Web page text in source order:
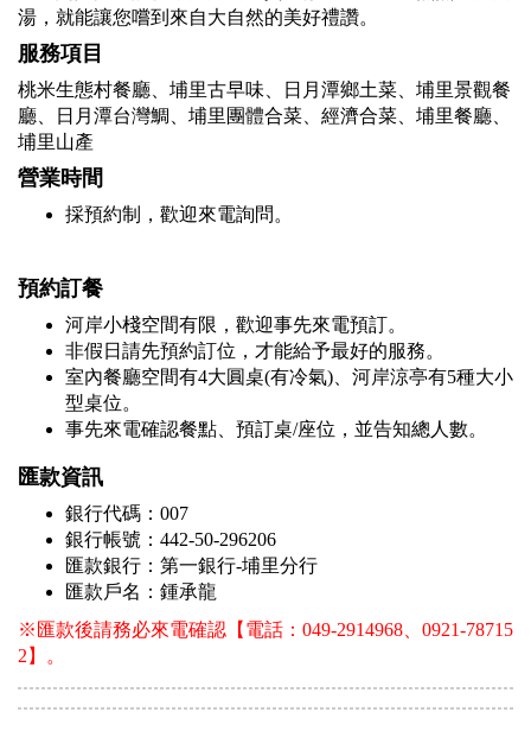
湯，就能讓您嚐到來自大自然的美好禮讚。
服務項目
桃米生態村餐廳、埔里古早味、日月潭鄉土菜、埔里景觀餐
廳、日月潭台灣鯛、埔里團體合菜、經濟合菜、埔里餐廳、
埔里山產
營業時間
採預約制，歡迎來電詢問。
預約訂餐
河岸小棧空間有限，歡迎事先來電預訂。
非假日請先預約訂位，才能給予最好的服務。
室內餐廳空間有4大圓桌(有冷氣)、河岸涼亭有5種大小
型桌位。
事先來電確認餐點、預訂桌/座位，並告知總人數。
匯款資訊
銀行代碼：007
銀行帳號：442-50-296206
匯款銀行：第一銀行-埔里分行
匯款戶名：鍾承龍
※ 匯款後請務必來電確認【電話：049-2914968、0921-78715
2】。